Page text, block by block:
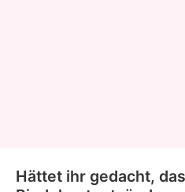
Hättet ihr gedacht,